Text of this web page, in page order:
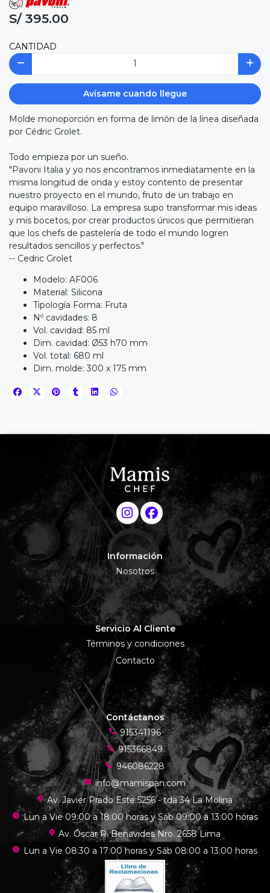
S/ 395.00
CANTIDAD
Avísame cuando llegue
Molde monoporción en forma de limón de la línea diseñada
por Cédric Grolet.
Todo empieza por un sueño.
"Pavoni Italia y yo nos encontramos inmediatamente en la
misma longitud de onda y estoy contento de presentar
nuestro proyecto en el mundo, fruto de un trabajo en
equipo maravilloso. La empresa supo transformar mis ideas
y mis bocetos, por crear productos únicos que permitieran
que los chefs de pastelería de todo el mundo logren
resultados sencillos y perfectos."
-- Cedric Grolet
Modelo: AF006
Material: Silicona
Tipología Forma: Fruta
Nº cavidades: 8
Vol. cavidad: 85 ml
Dim. cavidad: Ø53 h70 mm
Vol. total: 680 ml
Dim. molde: 300 x 175 mm
Información
Nosotros
Servicio Al Cliente
Términos y condiciones
Contacto
Contáctanos
915341196
915366849
946086228
info@mamispan.com
Av. Javier Prado Este 5256 - tda 34 La Molina
Lun a Vie 09:00 a 18:00 horas y Sáb 09:00 a 13:00 horas
Av. Óscar R. Benavides Nro. 2658 Lima
Lun a Vie 08:30 a 17:00 horas y Sáb 08:00 a 13:00 horas